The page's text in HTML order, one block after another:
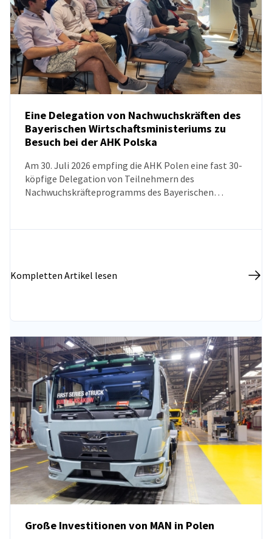
NEUIGKEITEN
Eine Delegation von Nachwuchskräften des
Bayerischen Wirtschaftsministeriums zu
Besuch bei der AHK Polska
Am 30. Juli 2026 empfing die AHK Polen eine fast 30-
köpfige Delegation von Teilnehmern des
Nachwuchskräfteprogramms des Bayerischen
Marktentwicklungsperspektiven sowie den aktuellen
Kompletten Artikel lesen
Große Investitionen von MAN in Polen